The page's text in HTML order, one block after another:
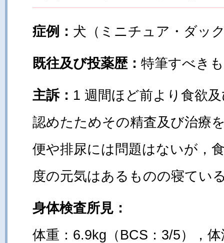
症例： 犬（ミニチュア・ダッ
既往及び投薬歴： 特筆すべき
主訴： 1 週間ほど前より食欲
認めたためその精査及び治療
便や排尿には問題はないが，
度の元気はあるものの寝てい
身体検査所見：
体重：6.9kg（BCS：3/5），